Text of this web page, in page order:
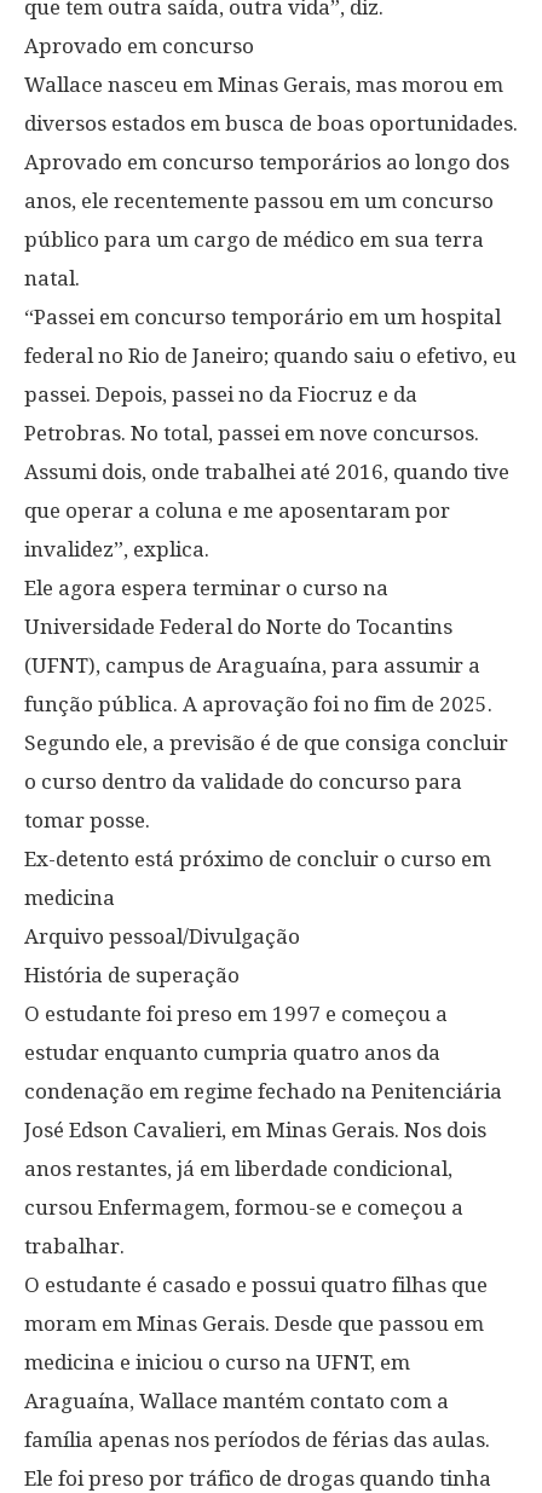
que tem outra saída, outra vida”, diz.
Aprovado em concurso
Wallace nasceu em Minas Gerais, mas morou em
diversos estados em busca de boas oportunidades.
Aprovado em concurso temporários ao longo dos
anos, ele recentemente passou em um concurso
público para um cargo de médico em sua terra
natal.
“Passei em concurso temporário em um hospital
federal no Rio de Janeiro; quando saiu o efetivo, eu
passei. Depois, passei no da Fiocruz e da
Petrobras. No total, passei em nove concursos.
Assumi dois, onde trabalhei até 2016, quando tive
que operar a coluna e me aposentaram por
invalidez”, explica.
Ele agora espera terminar o curso na
Universidade Federal do Norte do Tocantins
(UFNT), campus de Araguaína, para assumir a
função pública. A aprovação foi no fim de 2025.
Segundo ele, a previsão é de que consiga concluir
o curso dentro da validade do concurso para
tomar posse.
Ex-detento está próximo de concluir o curso em
medicina
Arquivo pessoal/Divulgação
História de superação
O estudante foi preso em 1997 e começou a
estudar enquanto cumpria quatro anos da
condenação em regime fechado na Penitenciária
José Edson Cavalieri, em Minas Gerais. Nos dois
anos restantes, já em liberdade condicional,
cursou Enfermagem, formou-se e começou a
trabalhar.
O estudante é casado e possui quatro filhas que
moram em Minas Gerais. Desde que passou em
medicina e iniciou o curso na UFNT, em
Araguaína, Wallace mantém contato com a
família apenas nos períodos de férias das aulas.
Ele foi preso por tráfico de drogas quando tinha